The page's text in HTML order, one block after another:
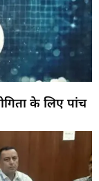
के लिए पांच